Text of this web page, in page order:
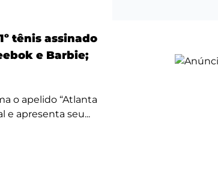
tênis assinado
e Barbie;
o apelido “Atlanta
e apresenta seu...